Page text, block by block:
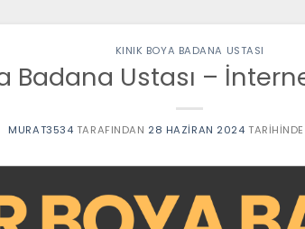
KINIK BOYA BADANA USTASI
Badana Ustası –
MURAT3534 TARAFINDAN 28 HAZIRAN 2024